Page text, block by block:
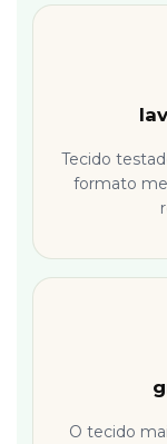
Tecido
formato
O tecido